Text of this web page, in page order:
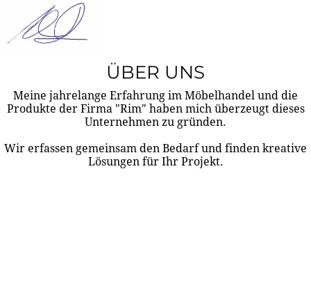
ÜBER UNS
Meine jahrelange Erfahrung im Möbelhandel und die
Produkte der Firma "Rim" haben mich überzeugt dieses
Unternehmen zu gründen.
Wir erfassen gemeinsam den Bedarf und finden kreative
Lösungen für Ihr Projekt.